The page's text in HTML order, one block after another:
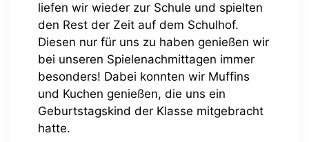
liefen wir wieder zur Schule und spielten
den Rest der Zeit auf dem Schulhof.
Diesen nur für uns zu haben genießen wir
bei unseren Spielenachmittagen immer
besonders! Dabei konnten wir Muffins
und Kuchen genießen, die uns ein
Geburtstagskind der Klasse mitgebracht
hatte.